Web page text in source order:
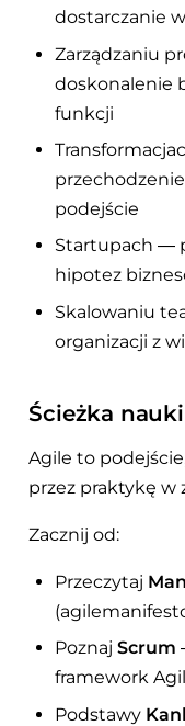
dostarczanie
Zarządzaniu
doskonalenie
funkcji
podejście
Startupach —
hipotez
Skalowaniu
organizacji z
Ścieżka nauki
Agile to
przez praktykę w
Zacznij od:
Przeczytaj
PoznajScrum
framework
Podstawy